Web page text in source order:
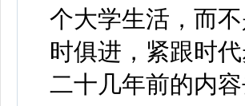
个大学生活，而
时俱进，紧跟时
二十几年前的内容